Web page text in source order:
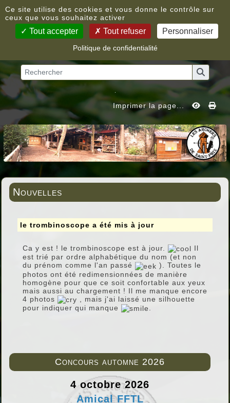
Accueil
Imprimer la page...
Concours automne 2026
4 octobre 2026
Amical FFTL
Nouvelles
le trombinoscope a été mis à jour
Ca y est ! le trombinoscope est à jour.
Il
est trié par ordre alphabétique du nom (et non
du prénom comme l'an passé
). Toutes le
photos ont été redimensionnées de manière
homogène pour que ce soit confortable aux yeux
mais aussi au chargement ! Il me manque encore
4 photos
, mais j'ai laissé une silhouette
pour indiquer qui manque
Ce site utilise des cookies et vous donne le contrôle sur
ceux que vous souhaitez activer
Tout accepter Tout refuser Personnaliser
Politique de confidentialité